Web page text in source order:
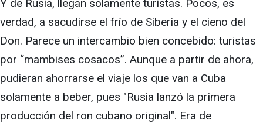
Y de Rusia, llegan solamente turistas. Pocos, es
verdad, a sacudirse el frío de Siberia y el cieno del
Don. Parece un intercambio bien concebido: turistas
por “mambises cosacos”. Aunque a partir de ahora,
pudieran ahorrarse el viaje los que van a Cuba
solamente a beber, pues "Rusia lanzó la primera
producción del ron cubano original". Era de